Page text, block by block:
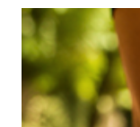
·골반·허리까지 덜 망가
데 대부분은 걷는 법을
발이 한쪽만 닳아도, 무
다. 하지만 몸은 늘 가
이 건강하지 않으면, 그
빨리 지칩니..